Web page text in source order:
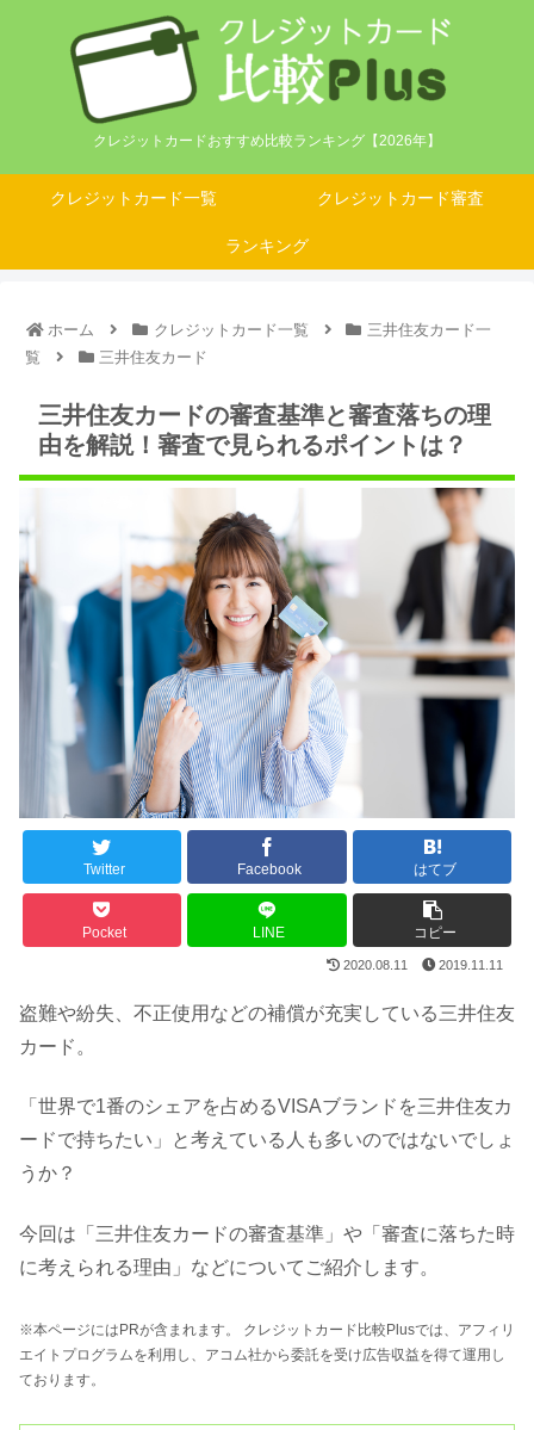
クレジットカードおすすめ比較ランキング【2026年】
クレジットカード一覧 クレジットカード審査
ランキング
ホーム クレジットカード一覧
三井住友カード一
覧
三井住友カード
三井住友カードの審査基準と審査落ちの理
由を解説！審査で見られるポイントは？
Twitter Facebook はてブ
Pocket LINE コピー
2020.08.11 2019.11.11
盗難や紛失、不正使用などの補償が充実している三井住友
カード。
「世界で1番のシェアを占めるVISAブランドを三井住友カ
ードで持ちたい」と考えている人も多いのではないでしょ
うか？
今回は「三井住友カードの審査基準」や「審査に落ちた時
に考えられる理由」などについてご紹介します。
※本ページにはPRが含まれます。 クレジットカード比較Plusでは、アフィリ
エイトプログラムを利用し、アコム社から委託を受け広告収益を得て運用し
ております。